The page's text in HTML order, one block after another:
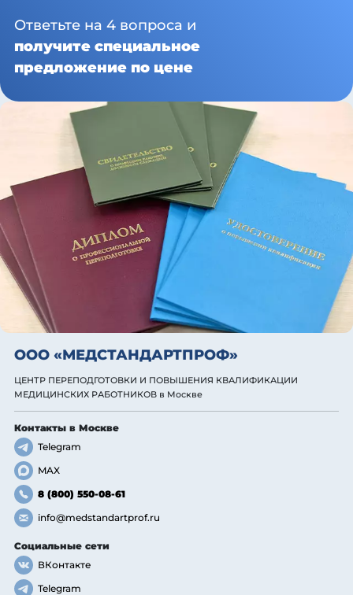
Ответьте на 4 вопроса и
получите специальное
предложение по цене
ООО «МЕДСТАНДАРТПРОФ»
ЦЕНТР ПЕРЕПОДГОТОВКИ И ПОВЫШЕНИЯ КВАЛИФИКАЦИИ
МЕДИЦИНСКИХ РАБОТНИКОВ в Москве
Контакты в Москве
Telegram
MAX
8 (800) 550-08-61
info@medstandartprof.ru
Социальные сети
ВКонтакте
Telegram